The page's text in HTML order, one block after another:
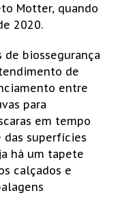
Motter, quando
2020.
biossegurança
de
entre
para
em tempo
superfícies
há um tapete
calçados e